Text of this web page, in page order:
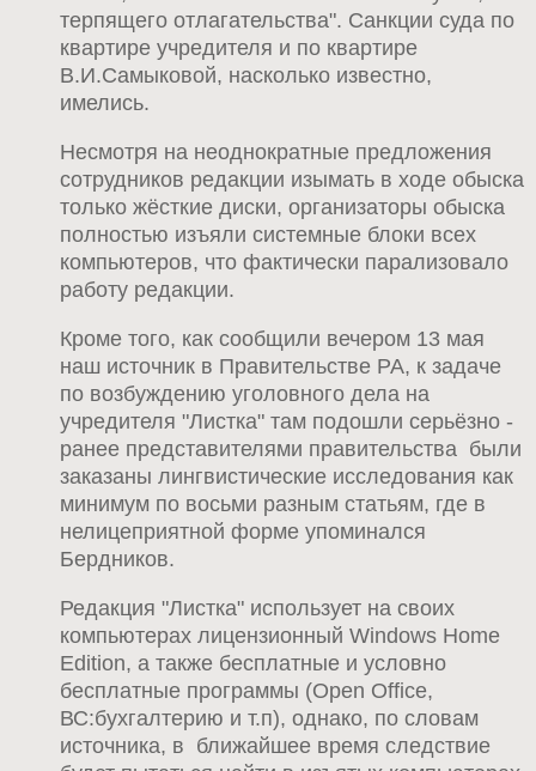
терпящего отлагательства". Санкции суда по
квартире учредителя и по квартире
В.И.Самыковой, насколько известно,
имелись.
Несмотря на неоднократные предложения
сотрудников редакции изымать в ходе обыска
только жёсткие диски, организаторы обыска
полностью изъяли системные блоки всех
компьютеров, что фактически парализовало
работу редакции.
Кроме того, как сообщили вечером 13 мая
наш источник в Правительстве РА, к задаче
по возбуждению уголовного дела на
учредителя "Листка" там подошли серьёзно -
ранее представителями правительства были
заказаны лингвистические исследования как
минимум по восьми разным статьям, где в
нелицеприятной форме упоминался
Бердников.
Редакция "Листка" использует на своих
компьютерах лицензионный Windows Home
Edition, а также бесплатные и условно
бесплатные программы (Open Officе,
ВС:бухгалтерию и т.п), однако, по словам
источника, в ближайшее время следствие